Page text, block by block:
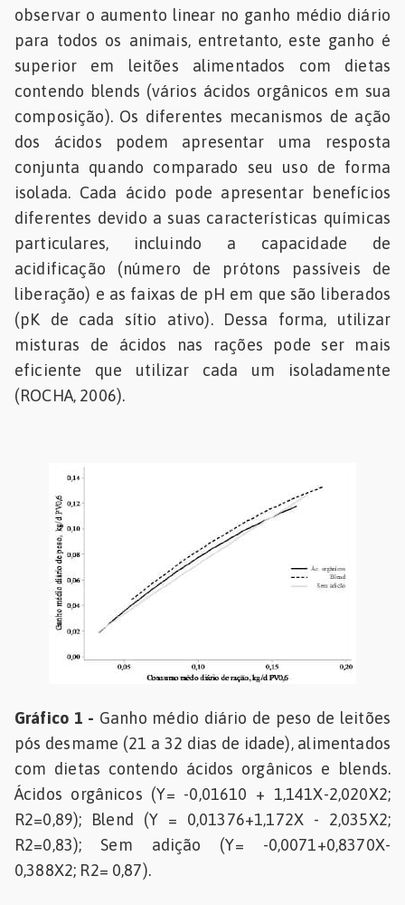
observar o aumento linear no ganho médio diário
para todos os animais, entretanto, este ganho é
superior em leitões alimentados com dietas
contendo blends (vários ácidos orgânicos em sua
composição). Os diferentes mecanismos de ação
dos ácidos podem apresentar uma resposta
conjunta quando comparado seu uso de forma
isolada. Cada ácido pode apresentar benefícios
diferentes devido a suas características químicas
particulares, incluindo a capacidade de
acidificação (número de prótons passíveis de
liberação) e as faixas de pH em que são liberados
(pK de cada sítio ativo). Dessa forma, utilizar
misturas de ácidos nas rações pode ser mais
eficiente que utilizar cada um isoladamente
(ROCHA, 2006).
Gráfico 1 - Ganho médio diário de peso de leitões
pós desmame (21 a 32 dias de idade), alimentados
com dietas contendo ácidos orgânicos e blends.
Ácidos orgânicos (Y= -0,01610 + 1,141X-2,020X2;
R2=0,89); Blend (Y = 0,01376+1,172X - 2,035X2;
R2=0,83); Sem adição (Y= -0,0071+0,8370X-
0,388X2; R2= 0,87).